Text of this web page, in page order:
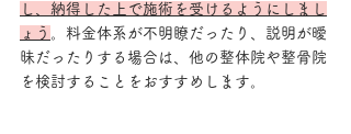
し、納得した上で施術を受けるようにしまし
ょう 。料金体系が不明瞭だったり、説明が曖
昧だったりする場合は、他の整体院や整骨院
を検討することをおすすめします。